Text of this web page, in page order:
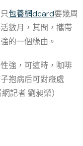
包養網dcard要幾周
數月，其間，攜帶
的一個緣由。
強，可這時，咖啡
抱病后可對癥處
網記者 劉昶榮）